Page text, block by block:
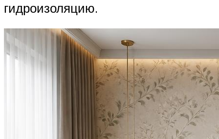
гидроизоляцию.